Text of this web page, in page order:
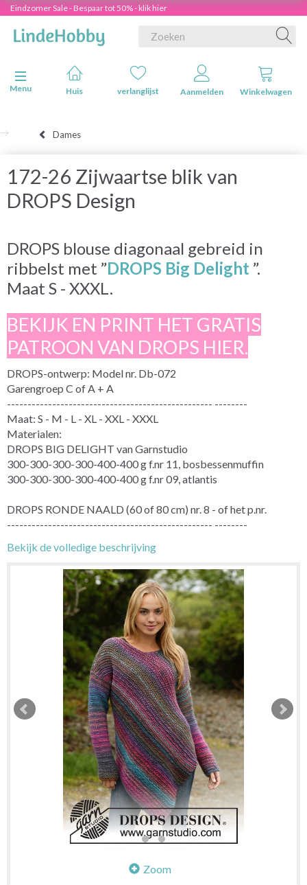
Eindzomer Sale - Bespaar tot 50% - klik hier
Navigatie in-/uitschakelen
Menu
Huis verlanglijst Aanmelden Winkelwagen
Dames
172-26 Zijwaartse blik van
DROPS Design
DROPS blouse diagonaal gebreid in
ribbelst met ”DROPS Big Delight ”.
Maat S - XXXL.
BEKIJK EN PRINT HET GRATIS
PATROON VAN DROPS HIER.
DROPS-ontwerp: Model nr. Db-072
Garengroep C of A + A
-------------------------------------------------- --------
Maat: S - M - L - XL - XXL - XXXL
Materialen:
DROPS BIG DELIGHT van Garnstudio
300-300-300-300-400-400 g f.nr 11, bosbessenmuffin
300-300-300-300-400-400 g f.nr 09, atlantis
DROPS RONDE NAALD (60 of 80 cm) nr. 8 - of het p.nr.
-------------------------------------------------- --------
Bekijk de volledige beschrijving
Zoom